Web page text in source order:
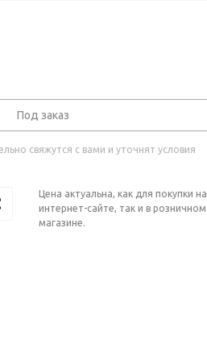
Под заказ
свяжутся с вами и уточнят условия
Цена актуальна, как для покупки на
интернет-сайте, так и в розничном
магазине.